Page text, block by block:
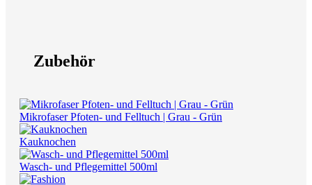
Zubehör
Mikrofaser Pfoten- und Felltuch | Grau - Grün
Kauknochen
Wasch- und Pflegemittel 500ml